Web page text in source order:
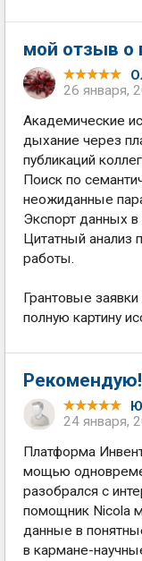
мой отзыв о
26 января,
Академические
дыхание через
публикаций
Поиск по
неожиданные
Экспорт данных
Цитатный анализ
работы.
Грантовые
полную картину
Рекомендую!
24 января,
Платформа
мощью
разобрался с
помощник Nicola
данные в
в кармане-